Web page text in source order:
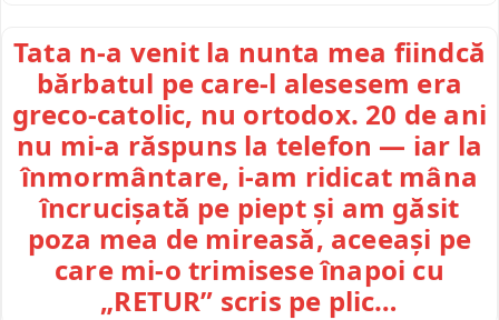
Tata n-a venit la nunta mea fiindcă
bărbatul pe care-l alesesem era
greco-catolic, nu ortodox. 20 de ani
nu mi-a răspuns la telefon — iar la
înmormântare, i-am ridicat mâna
încrucișată pe piept și am găsit
poza mea de mireasă, aceeași pe
care mi-o trimisese înapoi cu
„RETUR” scris pe plic…